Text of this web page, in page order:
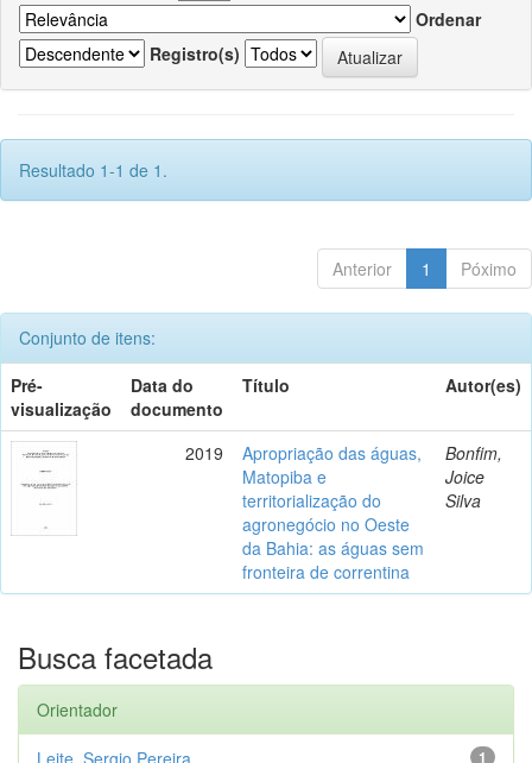
Ordenar
Registro(s)
Resultado 1-1 de 1.
Anterior 1 Póximo
Conjunto de itens:
Pré-
visualização
Data do
documento
Título Autor(es)
2019
Apropriação das águas,
Matopiba e
territorialização do
agronegócio no Oeste
da Bahia: as águas sem
fronteira de correntina
Bonfim,
Joice
Silva
Busca facetada
Orientador
1
Leite, Sergio Pereira